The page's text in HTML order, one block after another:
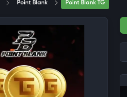
Point Blank Point Blank TG